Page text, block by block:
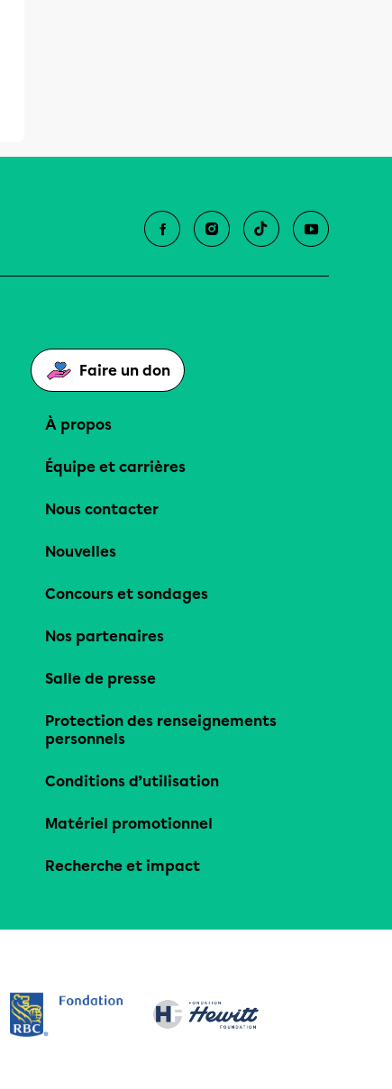
Faire un don
À propos
Équipe et carrières
Nous contacter
Nouvelles
Concours et sondages
Nos partenaires
Salle de presse
Protection des renseignements
personnels
Conditions d’utilisation
Matériel promotionnel
Recherche et impact